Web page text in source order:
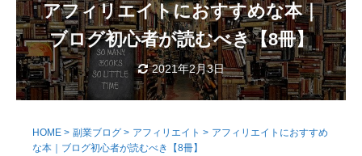
アフィリエイトにおすすめな本｜
ブログ初心者が読むべき【8冊】
2021年2月3日
HOME > 副業ブログ > アフィリエイト > アフィリエイトにおすすめ
な本｜ブログ初心者が読むべき【8冊】